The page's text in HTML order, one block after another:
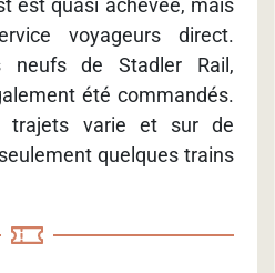
est quasi achevée, mais
voyageurs direct.
neufs de Stadler Rail,
été commandés.
trajets varie et sur de
quelques trains